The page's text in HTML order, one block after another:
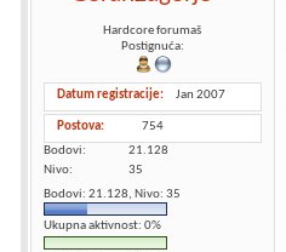
Hardcore forumaš
Postignuća:
Datum registracije Jan 2007
Postova
754
Bodovi
21.128
Nivo
35
Bodovi: 21.128, Nivo: 35
Ukupna aktivnost: 0%